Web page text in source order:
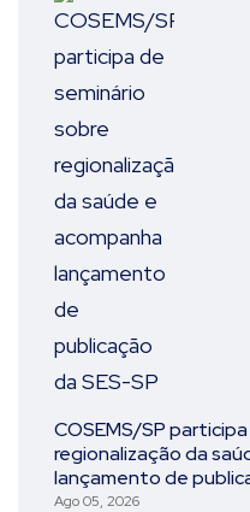
COSEMS/SP
regionalização da
lançamento de
Ago 05, 2026